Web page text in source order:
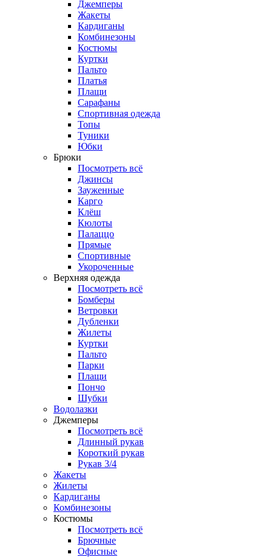
Джемперы
Жакеты
Кардиганы
Комбинезоны
Костюмы
Куртки
Пальто
Платья
Плащи
Сарафаны
Спортивная одежда
Топы
Туники
Юбки
Брюки
Посмотреть всё
Джинсы
Зауженные
Карго
Клёш
Кюлоты
Палаццо
Прямые
Спортивные
Укороченные
Верхняя одежда
Посмотреть всё
Бомберы
Ветровки
Дубленки
Жилеты
Куртки
Пальто
Парки
Плащи
Пончо
Шубки
Водолазки
Джемперы
Посмотреть всё
Длинный рукав
Короткий рукав
Рукав 3/4
Жакеты
Жилеты
Кардиганы
Комбинезоны
Костюмы
Посмотреть всё
Брючные
Офисные